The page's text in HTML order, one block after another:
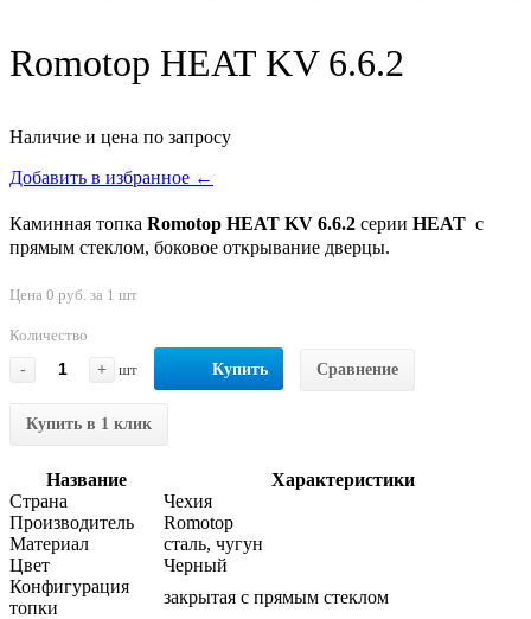
Romotop HEAT KV 6.6.2
Наличие и цена по запросу
Добавить в избранное ←
Каминная топка Romotop HEAT KV 6.6.2 серии HEAT с
прямым стеклом, боковое открывание дверцы.
Цена 0 руб. за 1 шт
Количество
-
+ шт Купить Сравнение
Купить в 1 клик
Название
Характеристики
Страна
Чехия
Производитель
Romotop
Материал
сталь, чугун
Цвет
Черный
Конфигурация
топки
закрытая с прямым стеклом